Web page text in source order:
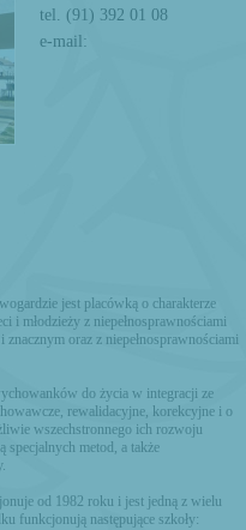
tel. (91) 392 01 08
e-mail:
jest placówką o charakterze
i młodzieży z niepełnosprawnościami
oraz z niepełnosprawnościami
do życia w integracji ze
rewalidacyjne, korekcyjne i o
wszechstronnego ich rozwoju
specjalnych metod, a także
od 1982 roku i jest jedną z wielu
funkcjonują następujące szkoły: